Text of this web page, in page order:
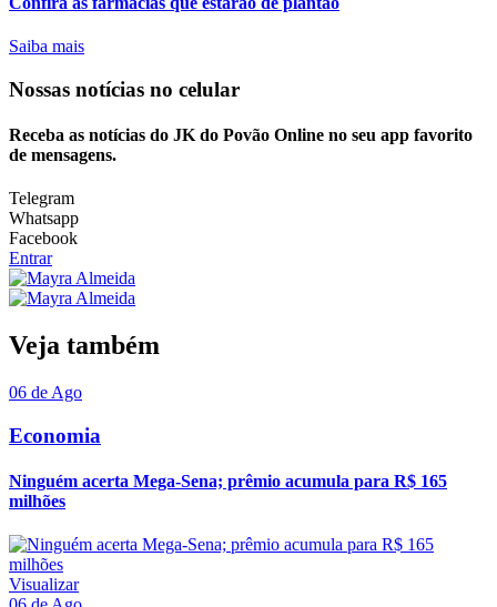
Saiba mais
Nossas notícias no celular
Receba as notícias do JK do Povão Online no seu app favorito
de mensagens.
Telegram
Whatsapp
Facebook
Entrar
Veja também
06 de Ago
Economia
Ninguém acerta Mega-Sena; prêmio acumula para R$ 165
milhões
Visualizar